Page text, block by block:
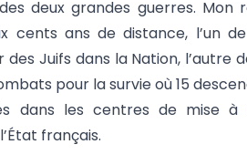
deux grandes guerres.
cents ans de distance, l’un
Juifs dans la Nation, l’autre
pour la survie où 15
dans les centres de mise
français.